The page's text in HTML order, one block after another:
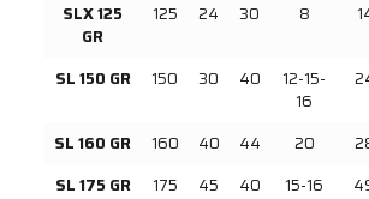
SLX 125
GR
125 24 30 8
SL 150 GR 150 30 40
12-15-
16
SL 160 GR 160 40 44 20
SL 175 GR
175 45 40 15-16